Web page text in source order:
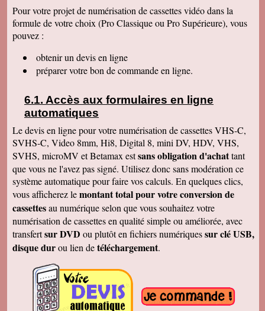
Hervé L
J'ai bien reçu le colis. Après visonnage de
Christophe M.
Nous avons bien reçu les K7 et le disque dur.
Nous sommes ravis et très émus de revoir tout
ce passé, ces images de nos filles petites, il y
a plus de 20 ans, et de notre mariage... Merci
infiniment. Bien cordialement PS / je ne
manquerai pas de recommander votre
entreprise.
J'ai bien reçu la K7 et les DVD, c'est parfait.
Merci
Cécile B.
J'ai bien reçu le DVD et le son est parfait. Je
vous remercie de vos efforts. Bien cordialement
Bernard D.
Bien reçu votre COLIS - Travail fénoménal que
j'ai eu peur d'entreprendre !!!!!!!!!!!!! Le disque
DUR et les CD/DVD fonctionnement
parfaitement ........ Je vais entreprendre
pour........ NOEL 3 copies. pour mes 3 enfants
de 1980 à ce jour . MERCI MERCI MERCI Je
vais communiquer vos coordonnées à mon
entourage...
Pour votre projet de numérisation de cassettes vidéo dans la
formule de votre choix (Pro Classique ou Pro Supérieure), vous
pouvez :
obtenir un devis en ligne
préparer votre bon de commande en ligne.
Accès aux formulaires en ligne
automatiques
Le devis en ligne pour votre numérisation de cassettes VHS-C,
SVHS-C, Video 8mm, Hi8, Digital 8, mini DV, HDV, VHS,
SVHS, microMV et Betamax estsans obligation d'achattant
que vous ne l'avez pas signé. Utilisez donc sans modération ce
système automatique pour faire vos calculs. En quelques clics,
vous afficherez lemontant total pour votre conversion de
cassettesau numérique selon que vous souhaitez votre
numérisation de cassettes en qualité simple ou améliorée, avec
transfertsur DVD ou plutôt en fichiers numériquessur clé USB,
disque durou lien detéléchargement.